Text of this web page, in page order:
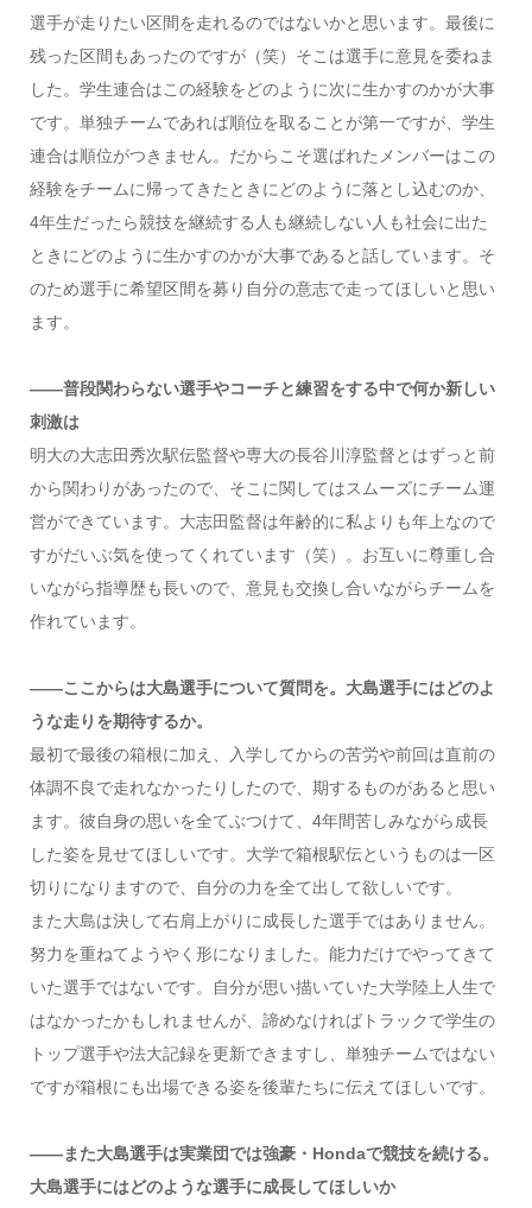
選手が走りたい区間を走れるのではないかと思います。最後に
残った区間もあったのですが（笑）そこは選手に意見を委ねま
した。学生連合はこの経験をどのように次に生かすのかが大事
です。単独チームであれば順位を取ることが第一ですが、学生
連合は順位がつきません。だからこそ選ばれたメンバーはこの
経験をチームに帰ってきたときにどのように落とし込むのか、
4年生だったら競技を継続する人も継続しない人も社会に出た
ときにどのように生かすのかが大事であると話しています。そ
のため選手に希望区間を募り自分の意志で走ってほしいと思い
ます。
――普段関わらない選手やコーチと練習をする中で何か新しい
刺激は
明大の大志田秀次駅伝監督や専大の長谷川淳監督とはずっと前
から関わりがあったので、そこに関してはスムーズにチーム運
営ができています。大志田監督は年齢的に私よりも年上なので
すがだいぶ気を使ってくれています（笑）。お互いに尊重し合
いながら指導歴も長いので、意見も交換し合いながらチームを
作れています。
――ここからは大島選手について質問を。大島選手にはどのよ
うな走りを期待するか。
最初で最後の箱根に加え、入学してからの苦労や前回は直前の
体調不良で走れなかったりしたので、期するものがあると思い
ます。彼自身の思いを全てぶつけて、4年間苦しみながら成長
した姿を見せてほしいです。大学で箱根駅伝というものは一区
切りになりますので、自分の力を全て出して欲しいです。
また大島は決して右肩上がりに成長した選手ではありません。
努力を重ねてようやく形になりました。能力だけでやってきて
いた選手ではないです。自分が思い描いていた大学陸上人生で
はなかったかもしれませんが、諦めなければトラックで学生の
トップ選手や法大記録を更新できますし、単独チームではない
ですが箱根にも出場できる姿を後輩たちに伝えてほしいです。
――また大島選手は実業団では強豪・Hondaで競技を続ける。
大島選手にはどのような選手に成長してほしいか